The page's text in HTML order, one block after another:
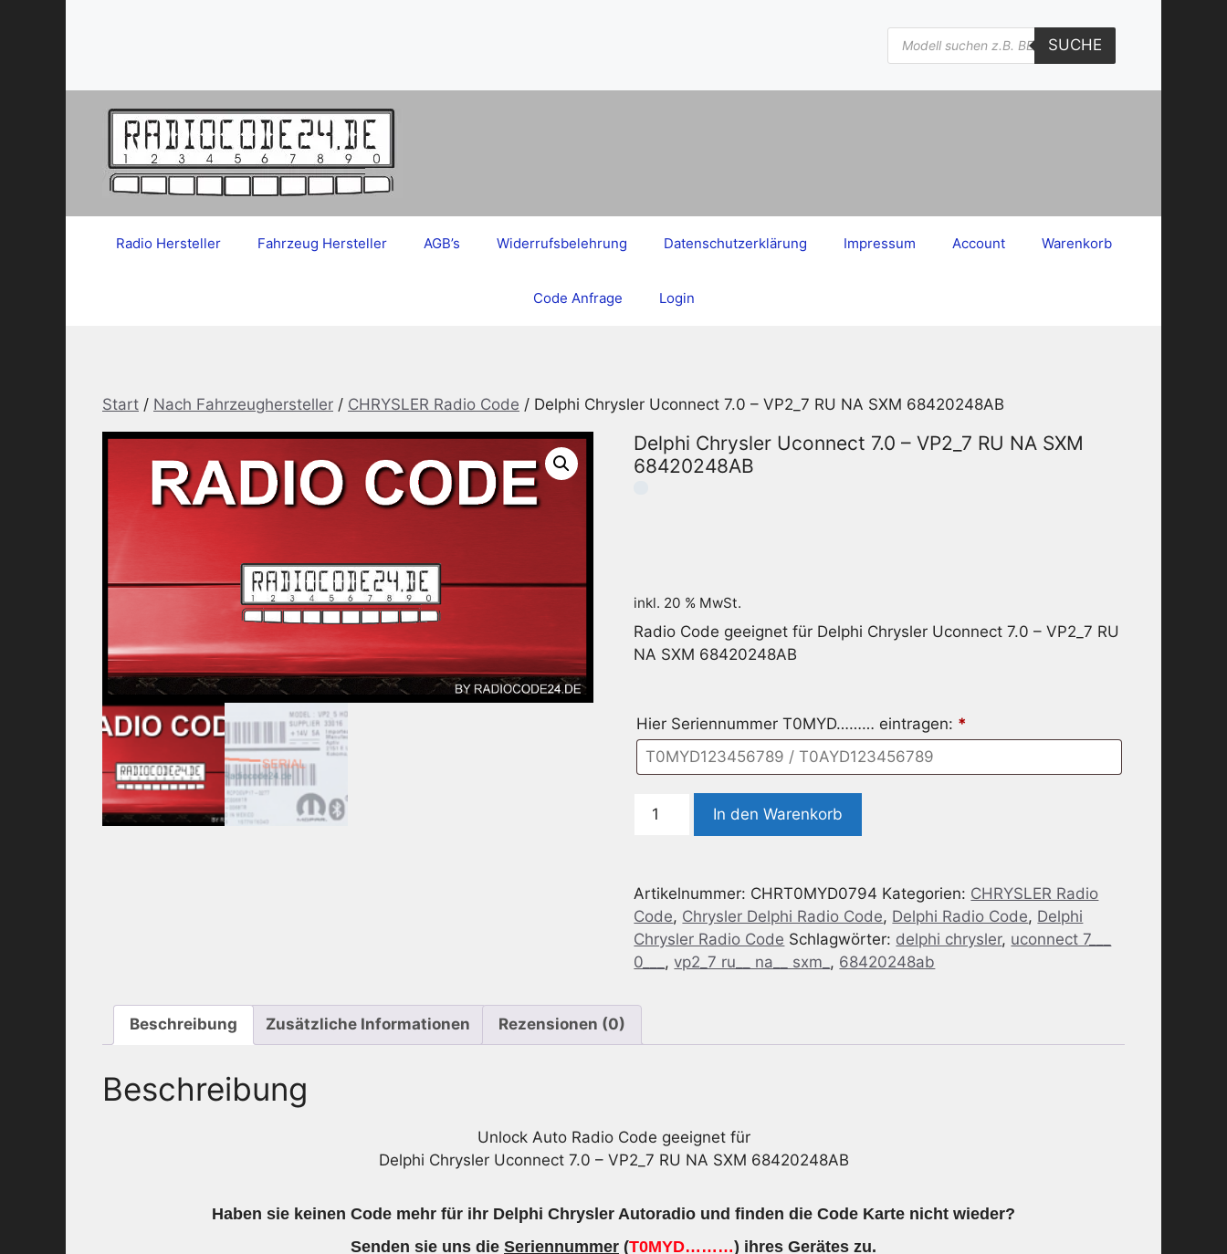
Products
search
SUCHE
Radio Hersteller Fahrzeug Hersteller AGB’s Widerrufsbelehrung Datenschutzerklärung Impressum Account Warenkorb
Code Anfrage Login
Start / Nach Fahrzeughersteller / CHRYSLER Radio Code / Delphi Chrysler Uconnect 7.0 – VP2_7 RU NA SXM 68420248AB
Delphi Chrysler Uconnect 7.0 – VP2_7 RU NA SXM
68420248AB
inkl. 20 % MwSt.
Radio Code geeignet für Delphi Chrysler Uconnect 7.0 – VP2_7 RU
NA SXM 68420248AB
Hier Seriennummer T0MYD……… eintragen: *
Chrysler
-
VP2_7
RU
NA
68420248AB
In den Warenkorb
Artikelnummer: CHRT0MYD0794 Kategorien: CHRYSLER Radio
Code, Chrysler Delphi Radio Code, Delphi Radio Code, Delphi
Chrysler Radio Code Schlagwörter: delphi chrysler, uconnect 7___
0___ , vp2_7 ru__ na__ sxm_ , 68420248ab
Beschreibung Zusätzliche Informationen Rezensionen (0)
Beschreibung
Unlock Auto Radio Code geeignet für
Delphi Chrysler Uconnect 7.0 – VP2_7 RU NA SXM 68420248AB
Haben sie keinen Code mehr für ihr Delphi Chrysler Autoradio und finden die Code Karte nicht wieder?
Senden sie uns die Seriennummer (T0MYD………) ihres Gerätes zu.